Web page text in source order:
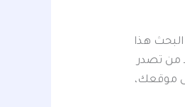
هذا
من تصدر
موقعك،